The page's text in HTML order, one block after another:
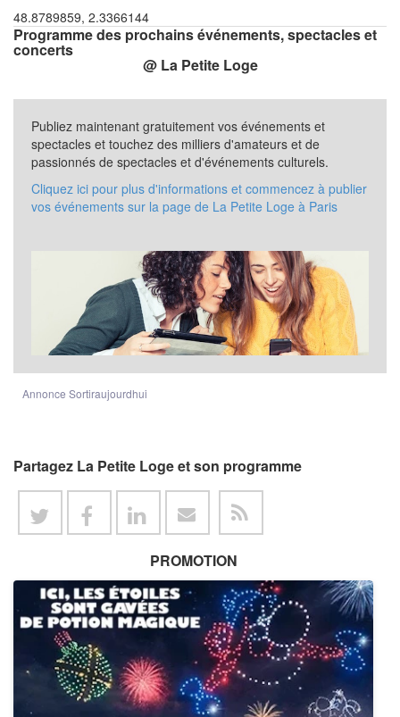
48.8789859, 2.3366144
Programme des prochains événements, spectacles et
concerts
@ La Petite Loge
Publiez maintenant gratuitement vos événements et
spectacles et touchez des milliers d'amateurs et de
passionnés de spectacles et d'événements culturels.
Cliquez ici pour plus d'informations et commencez à publier
vos événements sur la page de La Petite Loge à Paris
Annonce Sortiraujourdhui
Partagez La Petite Loge et son programme
PROMOTION